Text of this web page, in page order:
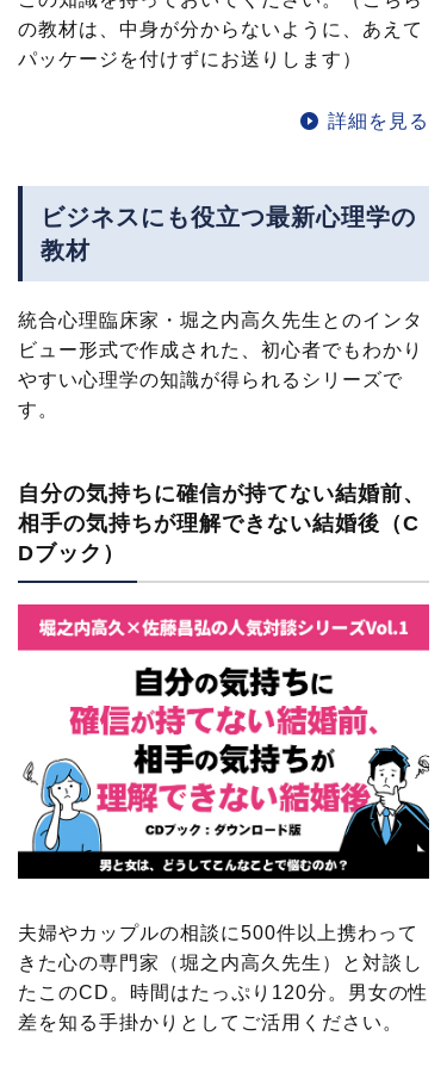
の教材は、中身が分からないように、あえて
パッケージを付けずにお送りします）
詳細を見る
ビジネスにも役立つ最新心理学の
教材
統合心理臨床家・堀之内高久先生とのインタ
ビュー形式で作成された、初心者でもわかり
やすい心理学の知識が得られるシリーズで
す。
自分の気持ちに確信が持てない結婚前、
相手の気持ちが理解できない結婚後（C
Dブック）
夫婦やカップルの相談に500件以上携わって
きた心の専門家（堀之内高久先生）と対談し
たこのCD。時間はたっぷり120分。男女の性
差を知る手掛かりとしてご活用ください。